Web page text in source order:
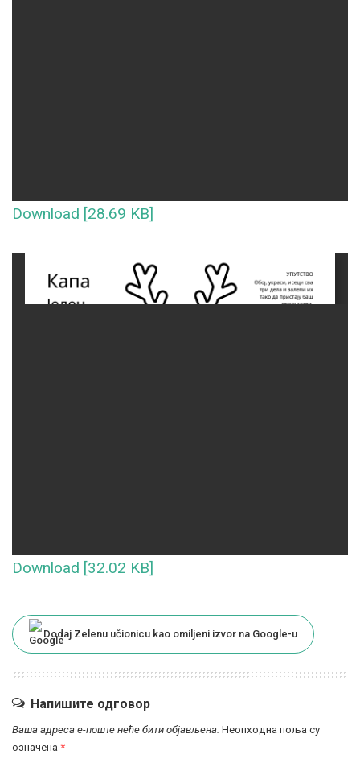
Download [28.69 KB]
Download [32.02 KB]
Dodaj Zelenu učionicu kao omiljeni izvor na Google-u
Напишите одговор
Ваша адреса е-поште неће бити објављена. Неопходна поља су
означена *